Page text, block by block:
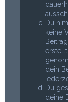
Du
keine
dein
Du
deine